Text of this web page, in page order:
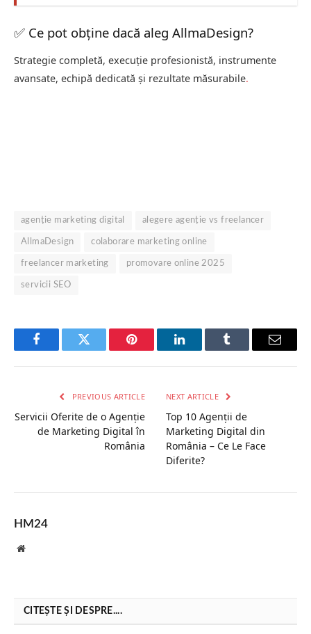
✅ Ce pot obține dacă aleg AllmaDesign?
Strategie completă, execuție profesionistă, instrumente
avansate, echipă dedicată și rezultate măsurabile.
agenție marketing digital alegere agenție vs freelancer
AllmaDesign colaborare marketing online
freelancer marketing promovare online 2025
servicii SEO
FacebookTwitter Pinterest LinkedInTumblr Email
PREVIOUS ARTICLE
Servicii Oferite de o Agenție
de Marketing Digital în
România
NEXT ARTICLE
Top 10 Agenții de
Marketing Digital din
România – Ce Le Face
Diferite?
HM24
Website
CITEȘTE ȘI DESPRE....